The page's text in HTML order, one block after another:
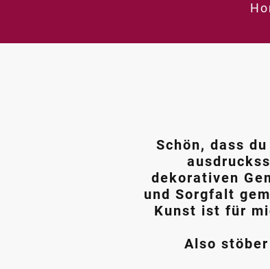
Schön, dass
dekorativen
und Sorgfalt
Kunst ist für
Also